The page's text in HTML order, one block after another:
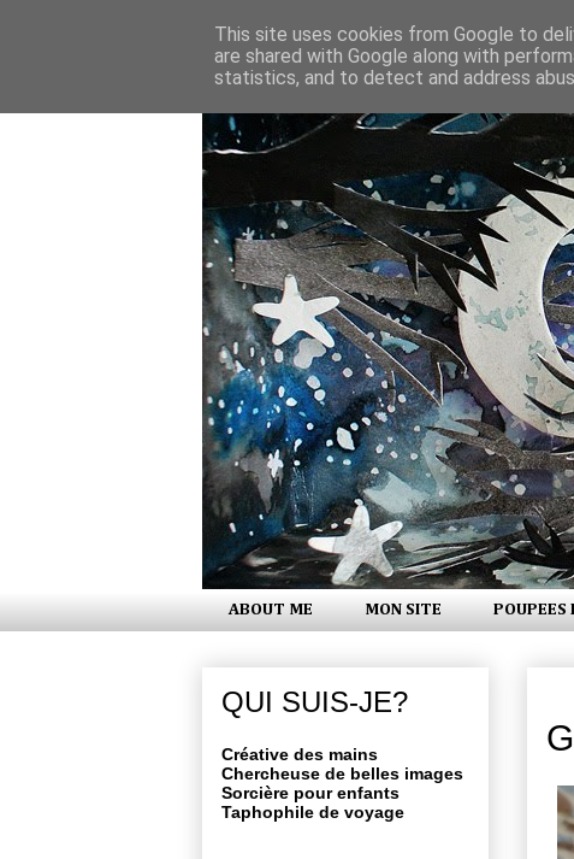
ABOUT ME MON SITE POUPEES
QUI SUIS-JE?
Créative des mains
Chercheuse de belles images
Sorcière pour enfants
Taphophile de voyage
This site uses cookies from Google to
are shared with Google along with
statistics, and to detect and address